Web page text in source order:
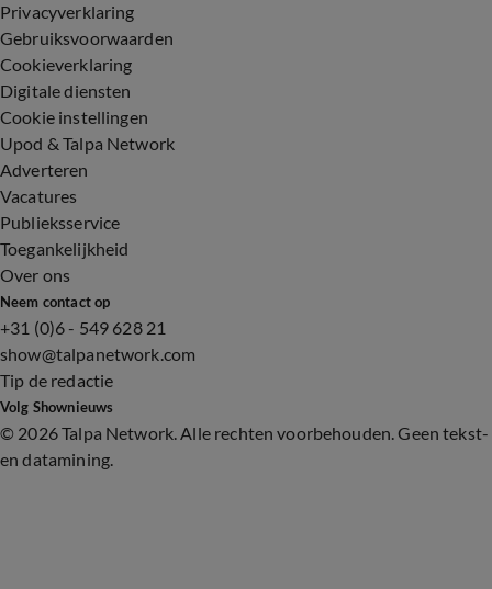
Privacyverklaring
Gebruiksvoorwaarden
Cookieverklaring
Digitale diensten
Cookie instellingen
Upod & Talpa Network
Adverteren
Vacatures
Publieksservice
Toegankelijkheid
Over ons
Neem contact op
+31 (0)6 - 549 628 21
show@talpanetwork.com
Tip de redactie
Volg Shownieuws
© 2026 Talpa Network. Alle rechten voorbehouden. Geen tekst-
en datamining.